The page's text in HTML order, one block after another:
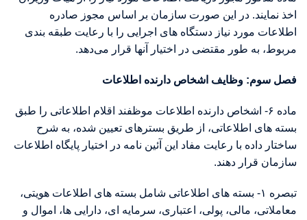
اخذ نمایند. در این صورت سازمان بر اساس مجوز صادره
اطلاعات مورد نیاز دستگاه های اجرایی را با رعایت طبقه بندی
مربوط، به طور مقتضی در اختیار آنها قرار می‌دهد.
فصل سوم: وظایف اشخاص دارنده اطلاعات
ماده ۶- اشخاص دارنده اطلاعات موظفند اقلام اطلاعاتی را طبق
بسته های اطلاعاتی، از طریق بسترهای تعیین شده، به شرح
ساختار داده با رعایت مفاد این آئین نامه در اختیار پایگاه اطلاعات
سازمان قرار دهند.
تبصره ۱- بسته های اطلاعاتی شامل بسته های اطلاعات هویتی،
معاملاتی، مالی، پولی، اعتباری، سرمایه ای، دارایی ها، اموال و